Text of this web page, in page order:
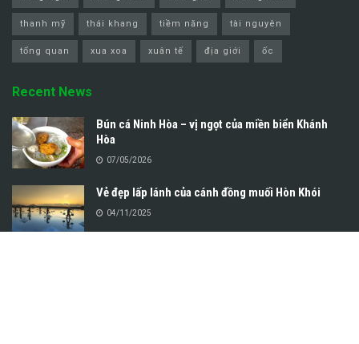
thanh mỹ thái khang tiềm năng tài nguyên
tổng quan xua xoa xuân tế địa giới ốc
Recent News
Bún cá Ninh Hòa – vị ngọt của miền biển Khánh
Hòa
07/05/2026
Vẻ đẹp lấp lánh của cánh đồng muối Hòn Khói
04/11/2025